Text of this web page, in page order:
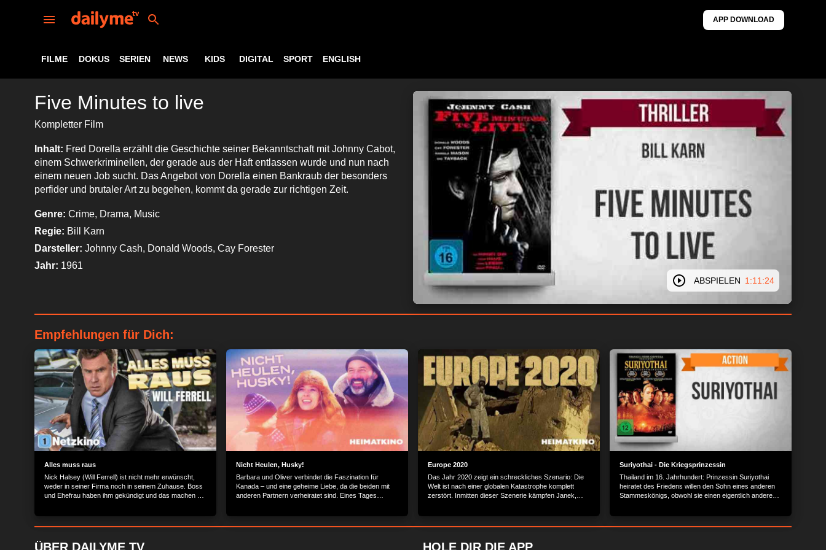
APP DOWNLOAD
FILME DOKUS SERIEN NEWS KIDS DIGITAL SPORT ENGLISH
ABSPIELEN 1:11:24
Five Minutes to live
Kompletter Film
Inhalt: Fred Dorella erzählt die Geschichte seiner Bekanntschaft mit Johnny Cabot,
einem Schwerkriminellen, der gerade aus der Haft entlassen wurde und nun nach
einem neuen Job sucht. Das Angebot von Dorella einen Bankraub der besonders
perfider und brutaler Art zu begehen, kommt da gerade zur richtigen Zeit.
Genre: Crime, Drama, Music
Regie: Bill Karn
Darsteller: Johnny Cash, Donald Woods, Cay Forester
Jahr: 1961
Empfehlungen für Dich:
Alles muss raus
Nick Halsey (Will Ferrell) ist nicht mehr erwünscht,
weder in seiner Firma noch in seinem Zuhause. Boss
und Ehefrau haben ihm gekündigt und das machen sie
sich Nick für öffentlich gelebtes Scheitern. Mit einigen
Nicht Heulen, Husky!
Barbara und Oliver verbindet die Faszination für
Kanada – und eine geheime Liebe, da die beiden mit
anderen Partnern verheiratet sind. Eines Tages
Europe 2020
Das Jahr 2020 zeigt ein schreckliches Szenario: Die
Welt ist nach einer globalen Katastrophe komplett
zerstört. Inmitten dieser Szenerie kämpfen Janek,
Suriyothai - Die Kriegsprinzessin
Thailand im 16. Jahrhundert: Prinzessin Suriyothai
heiratet des Friedens willen den Sohn eines anderen
Stammeskönigs, obwohl sie einen eigentlich anderen
ÜBER DAILYME TV HOLE DIR DIE APP